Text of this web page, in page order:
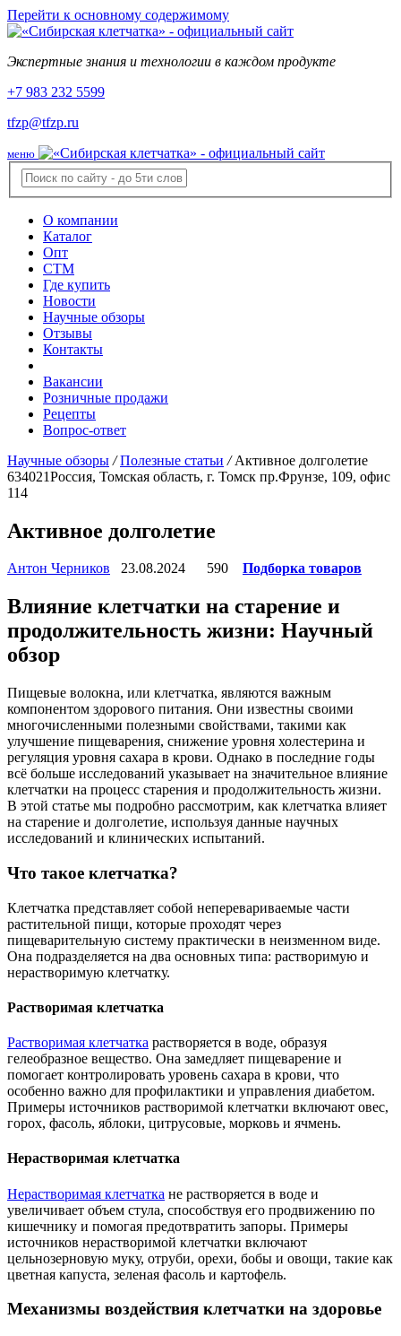
Перейти к основному содержимому
Экспертные знания и технологии в каждом продукте
+7 983 232 5599
tfzp@tfzp.ru
меню
О компании
Каталог
Опт
СТМ
Где купить
Новости
Научные обзоры
Отзывы
Контакты
Вакансии
Розничные продажи
Рецепты
Вопрос-ответ
Научные обзоры / Полезные статьи / Активное долголетие
634021Россия, Томская область, г. Томск пр.Фрунзе, 109, офис
114
Активное долголетие
Антон Черников 23.08.2024 590 Подборка товаров
Влияние клетчатки на старение и
продолжительность жизни: Научный
обзор
Пищевые волокна, или клетчатка, являются важным
компонентом здорового питания. Они известны своими
многочисленными полезными свойствами, такими как
улучшение пищеварения, снижение уровня холестерина и
регуляция уровня сахара в крови. Однако в последние годы
всё больше исследований указывает на значительное влияние
клетчатки на процесс старения и продолжительность жизни.
В этой статье мы подробно рассмотрим, как клетчатка влияет
на старение и долголетие, используя данные научных
исследований и клинических испытаний.
Что такое клетчатка?
Клетчатка представляет собой неперевариваемые части
растительной пищи, которые проходят через
пищеварительную систему практически в неизменном виде.
Она подразделяется на два основных типа: растворимую и
нерастворимую клетчатку.
Растворимая клетчатка
Растворимая клетчатка растворяется в воде, образуя
гелеобразное вещество. Она замедляет пищеварение и
помогает контролировать уровень сахара в крови, что
особенно важно для профилактики и управления диабетом.
Примеры источников растворимой клетчатки включают овес,
горох, фасоль, яблоки, цитрусовые, морковь и ячмень.
Нерастворимая клетчатка
Нерастворимая клетчатка не растворяется в воде и
увеличивает объем стула, способствуя его продвижению по
кишечнику и помогая предотвратить запоры. Примеры
источников нерастворимой клетчатки включают
цельнозерновую муку, отруби, орехи, бобы и овощи, такие как
цветная капуста, зеленая фасоль и картофель.
Механизмы воздействия клетчатки на здоровье